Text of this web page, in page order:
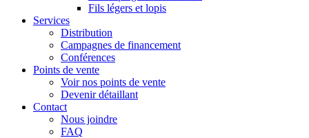
Fils légers et lopis
Services
Distribution
Campagnes de financement
Conférences
Points de vente
Voir nos points de vente
Devenir détaillant
Contact
Nous joindre
FAQ